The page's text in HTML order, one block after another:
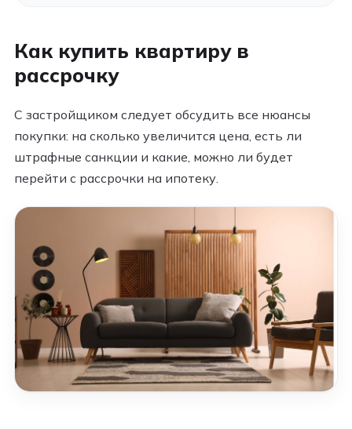
Как купить квартиру в
рассрочку
С застройщиком следует обсудить все нюансы
покупки: на сколько увеличится цена, есть ли
штрафные санкции и какие, можно ли будет
перейти с рассрочки на ипотеку.